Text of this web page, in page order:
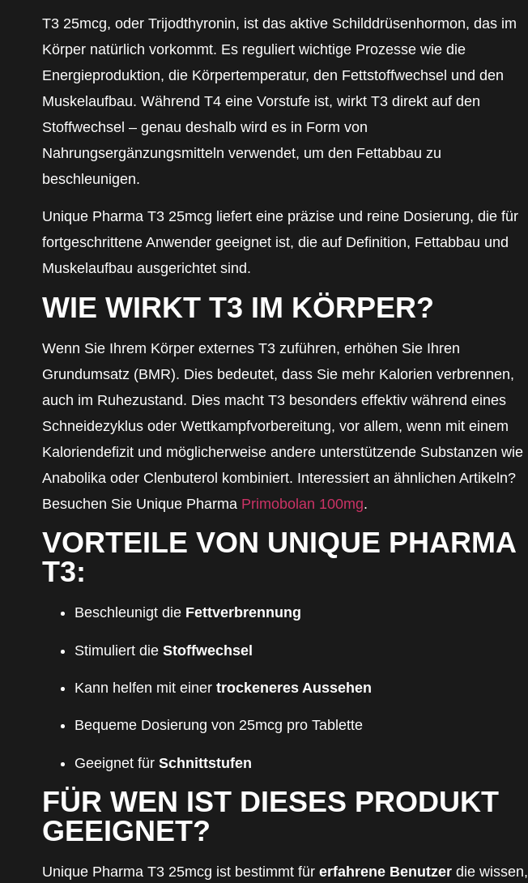
T3 25mcg, oder Trijodthyronin, ist das aktive Schilddrüsenhormon, das im
Körper natürlich vorkommt. Es reguliert wichtige Prozesse wie die
Energieproduktion, die Körpertemperatur, den Fettstoffwechsel und den
Muskelaufbau. Während T4 eine Vorstufe ist, wirkt T3 direkt auf den
Stoffwechsel – genau deshalb wird es in Form von
Nahrungsergänzungsmitteln verwendet, um den Fettabbau zu
beschleunigen.
Unique Pharma T3 25mcg liefert eine präzise und reine Dosierung, die für
fortgeschrittene Anwender geeignet ist, die auf Definition, Fettabbau und
Muskelaufbau ausgerichtet sind.
WIE WIRKT T3 IM KÖRPER?
Wenn Sie Ihrem Körper externes T3 zuführen, erhöhen Sie Ihren
Grundumsatz (BMR). Dies bedeutet, dass Sie mehr Kalorien verbrennen,
auch im Ruhezustand. Dies macht T3 besonders effektiv während eines
Schneidezyklus oder Wettkampfvorbereitung, vor allem, wenn mit einem
Kaloriendefizit und möglicherweise andere unterstützende Substanzen wie
Anabolika oder Clenbuterol kombiniert. Interessiert an ähnlichen Artikeln?
Besuchen Sie Unique Pharma Primobolan 100mg.
VORTEILE VON UNIQUE PHARMA
T3:
Beschleunigt die Fettverbrennung
Stimuliert die Stoffwechsel
Kann helfen mit einer trockeneres Aussehen
Bequeme Dosierung von 25mcg pro Tablette
Geeignet für Schnittstufen
FÜR WEN IST DIESES PRODUKT
GEEIGNET?
Unique Pharma T3 25mcg ist bestimmt für erfahrene Benutzer die wissen,